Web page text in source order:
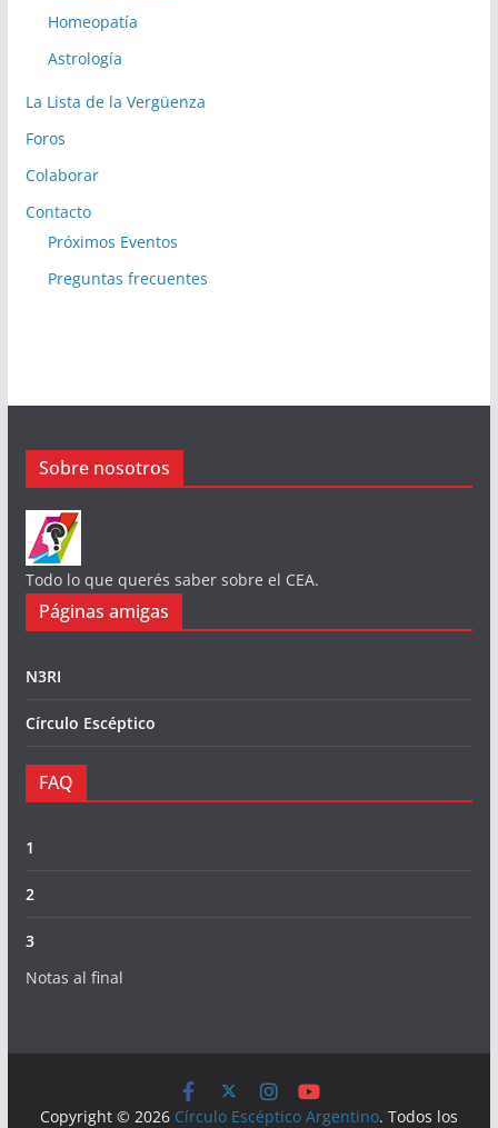
Homeopatía
Astrología
La Lista de la Vergüenza
Foros
Colaborar
Contacto
Próximos Eventos
Preguntas frecuentes
Sobre nosotros
Todo lo que querés saber sobre el CEA.
Páginas amigas
N3RI
Círculo Escéptico
FAQ
1
2
3
Notas al final
Copyright © 2026 Círculo Escéptico Argentino. Todos los